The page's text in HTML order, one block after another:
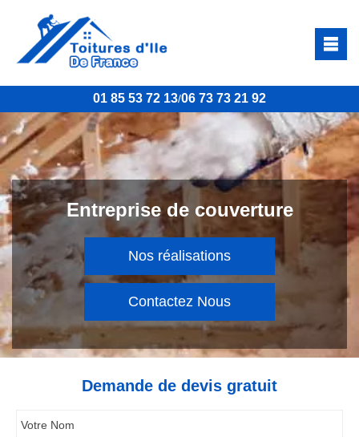
01 85 53 72 13/06 73 73 21 92
Entreprise de couverture
Nos réalisations
Contactez Nous
Demande de devis gratuit